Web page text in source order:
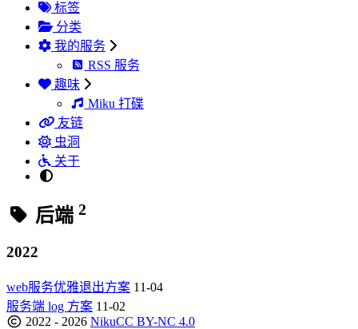
标签
分类
我的服务
RSS 服务
趣味
Miku 打碟
友链
虫洞
关于
后端 2
2022
web服务优雅退出方案 11-04
服务端 log 方案 11-02
2022 - 2026 NikuCC BY-NC 4.0